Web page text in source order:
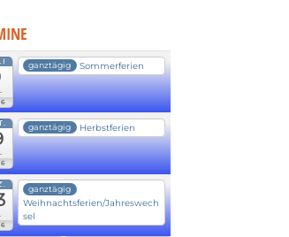
ganztägig Sommerferien
ganztägig Herbstferien
ganztägig
Weihnachtsferien/Jahreswech
sel